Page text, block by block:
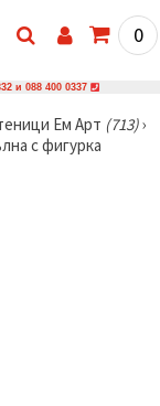
0
и 088 400 0337
Ем Арт (713)›
с фигурка